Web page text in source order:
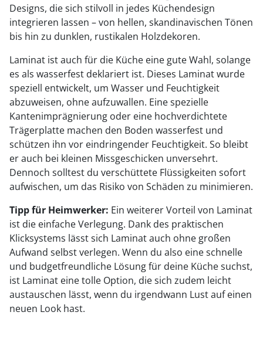
Designs, die sich stilvoll in jedes Küchendesign
integrieren lassen – von hellen, skandinavischen Tönen
bis hin zu dunklen, rustikalen Holzdekoren.
Laminat ist auch für die Küche eine gute Wahl, solange
es als wasserfest deklariert ist. Dieses Laminat wurde
speziell entwickelt, um Wasser und Feuchtigkeit
abzuweisen, ohne aufzuwallen. Eine spezielle
Kantenimprägnierung oder eine hochverdichtete
Trägerplatte machen den Boden wasserfest und
schützen ihn vor eindringender Feuchtigkeit. So bleibt
er auch bei kleinen Missgeschicken unversehrt.
Dennoch solltest du verschüttete Flüssigkeiten sofort
aufwischen, um das Risiko von Schäden zu minimieren.
Tipp für Heimwerker: Ein weiterer Vorteil von Laminat
ist die einfache Verlegung. Dank des praktischen
Klicksystems lässt sich Laminat auch ohne großen
Aufwand selbst verlegen. Wenn du also eine schnelle
und budgetfreundliche Lösung für deine Küche suchst,
ist Laminat eine tolle Option, die sich zudem leicht
austauschen lässt, wenn du irgendwann Lust auf einen
neuen Look hast.